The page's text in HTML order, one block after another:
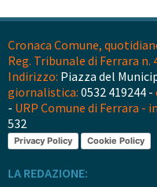
Cronaca Comune,
Reg. Tribunale di Ferrara n.
Indirizzo: Piazza del
giornalistica: 0532 419244 -
- URP Comune di Ferrara
532
Privacy Policy Cookie Policy
LA REDAZIONE: